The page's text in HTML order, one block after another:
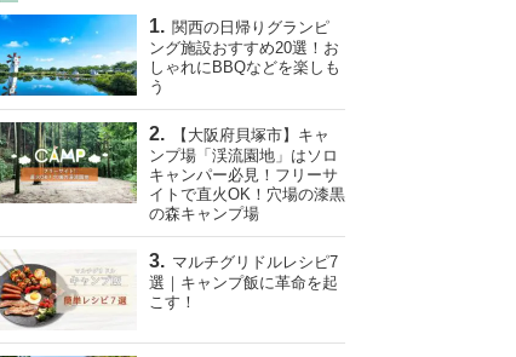
関西の日帰りグランピ
ング施設おすすめ20選！お
しゃれにBBQなどを楽しも
う
【大阪府貝塚市】キャ
ンプ場「渓流園地」はソロ
キャンパー必見！フリーサ
イトで直火OK！穴場の漆黒
の森キャンプ場
マルチグリドルレシピ7
選｜キャンプ飯に革命を起
こす！